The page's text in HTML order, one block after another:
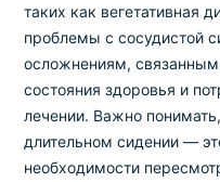
таких как вегетативная
проблемы с сосудистой
осложнениям,
состояния здоровья и
лечении. Важно
длительном сидении —
необходимости